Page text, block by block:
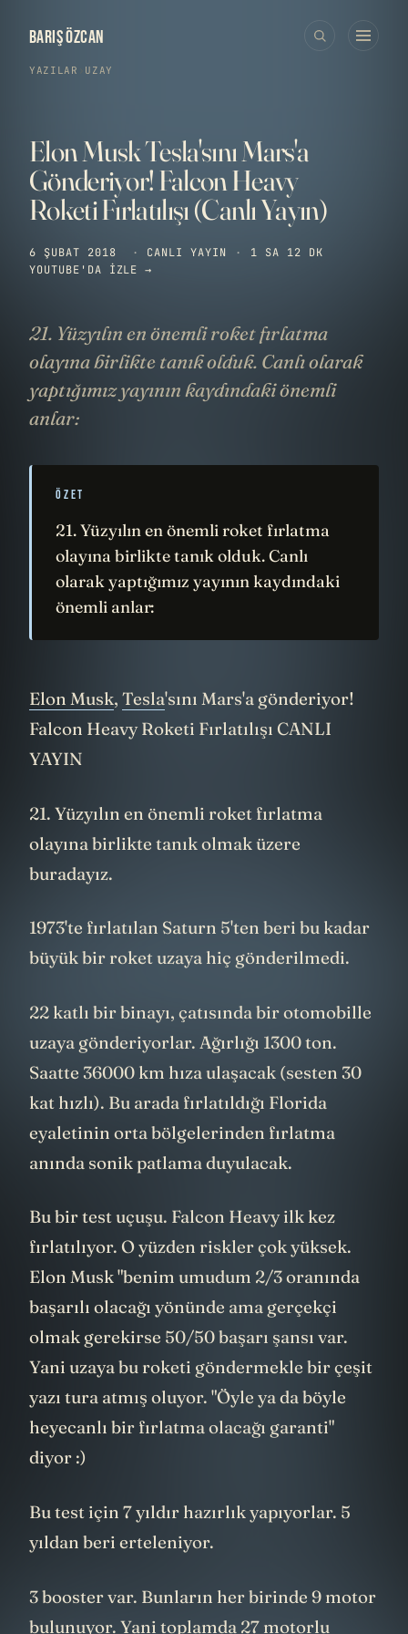
BARIŞ ÖZCAN
YAZILAR UZAY
Elon Musk Tesla'sını Mars'a
Gönderiyor! Falcon Heavy
Roketi Fırlatılışı (Canlı Yayın)
6 ŞUBAT 2018 · CANLI YAYIN ·
1 SA 12 DK
YOUTUBE'DA IZLE →
21. Yüzyılın en önemli roket fırlatma
olayına birlikte tanık olduk. Canlı olarak
yaptığımız yayının kaydındaki önemli
anlar:
ÖZET
21. Yüzyılın en önemli roket fırlatma
olayına birlikte tanık olduk. Canlı
olarak yaptığımız yayının kaydındaki
önemli anlar:
Elon Musk, Tesla'sını Mars'a gönderiyor!
Falcon Heavy Roketi Fırlatılışı CANLI
YAYIN
21. Yüzyılın en önemli roket fırlatma
olayına birlikte tanık olmak üzere
buradayız.
1973'te fırlatılan Saturn 5'ten beri bu kadar
büyük bir roket uzaya hiç gönderilmedi.
22 katlı bir binayı, çatısında bir otomobille
uzaya gönderiyorlar. Ağırlığı 1300 ton.
Saatte 36000 km hıza ulaşacak (sesten 30
kat hızlı). Bu arada fırlatıldığı Florida
eyaletinin orta bölgelerinden fırlatma
anında sonik patlama duyulacak.
Bu bir test uçuşu. Falcon Heavy ilk kez
fırlatılıyor. O yüzden riskler çok yüksek.
Elon Musk "benim umudum 2/3 oranında
başarılı olacağı yönünde ama gerçekçi
olmak gerekirse 50/50 başarı şansı var.
Yani uzaya bu roketi göndermekle bir çeşit
yazı tura atmış oluyor. "Öyle ya da böyle
heyecanlı bir fırlatma olacağı garanti"
diyor :)
Bu test için 7 yıldır hazırlık yapıyorlar. 5
yıldan beri erteleniyor.
3 booster var. Bunların her birinde 9 motor
bulunuyor. Yani toplamda 27 motorlu